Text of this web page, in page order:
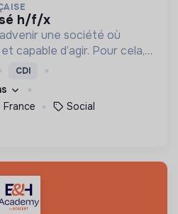
h/f/x
une société où
capable d’agir. Pour cela,
et des lieux
et adaptés à tous.
CDI
France
Social